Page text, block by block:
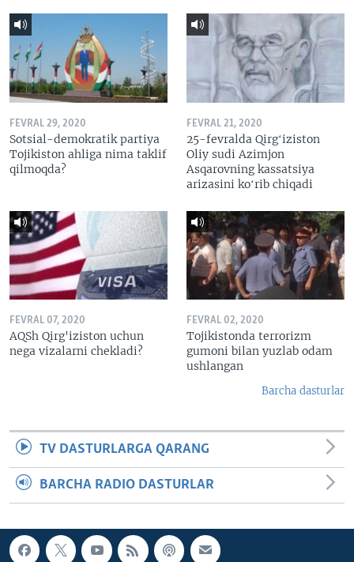
FEVRAL 29, 2020
Sotsial-demokratik partiya
Tojikiston ahliga nima taklif
qilmoqda?
FEVRAL 21, 2020
25-fevralda Qirgʻiziston
Oliy sudi Azimjon
Asqarovning kassatsiya
arizasini koʻrib chiqadi
FEVRAL 07, 2020
AQSh Qirg'iziston uchun
nega vizalarni chekladi?
FEVRAL 02, 2020
Tojikistonda terrorizm
gumoni bilan yuzlab odam
ushlangan
Barcha dasturlar
TV DASTURLARGA QARANG
BARCHA RADIO DASTURLAR